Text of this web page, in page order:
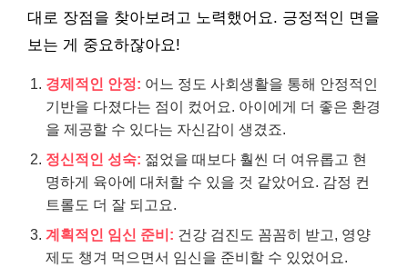
대로 장점을 찾아보려고 노력했어요. 긍정적인 면을
보는 게 중요하잖아요!
경제적인 안정: 어느 정도 사회생활을 통해 안정적인
기반을 다졌다는 점이 컸어요. 아이에게 더 좋은 환경
을 제공할 수 있다는 자신감이 생겼죠.
정신적인 성숙: 젊었을 때보다 훨씬 더 여유롭고 현
명하게 육아에 대처할 수 있을 것 같았어요. 감정 컨
트롤도 더 잘 되고요.
계획적인 임신 준비: 건강 검진도 꼼꼼히 받고, 영양
제도 챙겨 먹으면서 임신을 준비할 수 있었어요.